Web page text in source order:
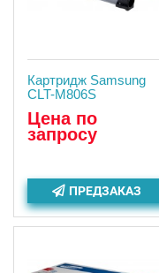
Картридж Samsung
CLT-M806S
Цена по
запросу
ПРЕДЗАКАЗ